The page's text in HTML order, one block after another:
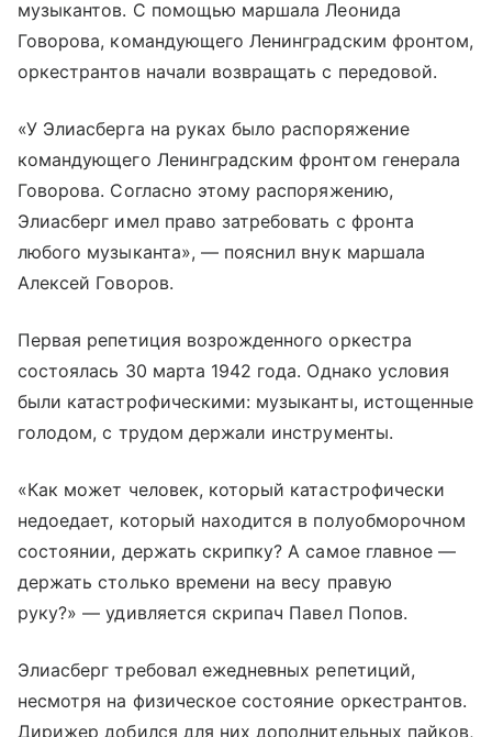
музыкантов. С помощью маршала Леонида
Говорова, командующего Ленинградским фронтом,
оркестрантов начали возвращать с передовой.
«У Элиасберга на руках было распоряжение
командующего Ленинградским фронтом генерала
Говорова. Согласно этому распоряжению,
Элиасберг имел право затребовать с фронта
любого музыканта», — пояснил внук маршала
Алексей Говоров.
Первая репетиция возрожденного оркестра
состоялась 30 марта 1942 года. Однако условия
были катастрофическими: музыканты, истощенные
голодом, с трудом держали инструменты.
«Как может человек, который катастрофически
недоедает, который находится в полуобморочном
состоянии, держать скрипку? А самое главное —
держать столько времени на весу правую
руку?» — удивляется скрипач Павел Попов.
Элиасберг требовал ежедневных репетиций,
несмотря на физическое состояние оркестрантов.
Дирижер добился для них дополнительных пайков,